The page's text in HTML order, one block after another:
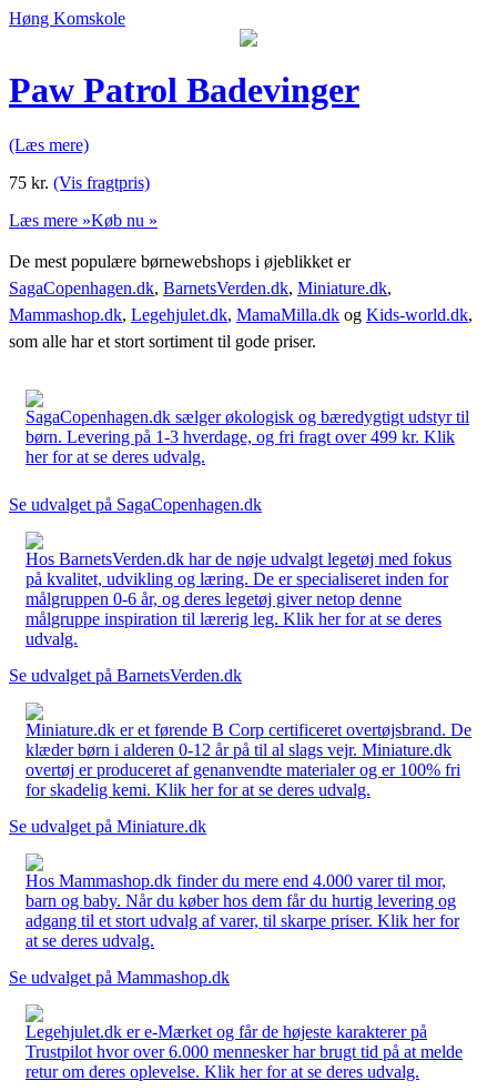
Høng Komskole
Paw Patrol Badevinger
(Læs mere)
75 kr. (Vis fragtpris)
Læs mere »Køb nu »
De mest populære børnewebshops i øjeblikket er
SagaCopenhagen.dk, BarnetsVerden.dk, Miniature.dk,
Mammashop.dk, Legehjulet.dk, MamaMilla.dk og Kids-world.dk,
som alle har et stort sortiment til gode priser.
SagaCopenhagen.dk sælger økologisk og bæredygtigt udstyr til
børn. Levering på 1-3 hverdage, og fri fragt over 499 kr. Klik
her for at se deres udvalg.
Se udvalget på SagaCopenhagen.dk
Hos BarnetsVerden.dk har de nøje udvalgt legetøj med fokus
på kvalitet, udvikling og læring. De er specialiseret inden for
målgruppen 0-6 år, og deres legetøj giver netop denne
målgruppe inspiration til lærerig leg. Klik her for at se deres
udvalg.
Se udvalget på BarnetsVerden.dk
Miniature.dk er et førende B Corp certificeret overtøjsbrand. De
klæder børn i alderen 0-12 år på til al slags vejr. Miniature.dk
overtøj er produceret af genanvendte materialer og er 100% fri
for skadelig kemi. Klik her for at se deres udvalg.
Se udvalget på Miniature.dk
Hos Mammashop.dk finder du mere end 4.000 varer til mor,
barn og baby. Når du køber hos dem får du hurtig levering og
adgang til et stort udvalg af varer, til skarpe priser. Klik her for
at se deres udvalg.
Se udvalget på Mammashop.dk
Legehjulet.dk er e-Mærket og får de højeste karakterer på
Trustpilot hvor over 6.000 mennesker har brugt tid på at melde
retur om deres oplevelse. Klik her for at se deres udvalg.